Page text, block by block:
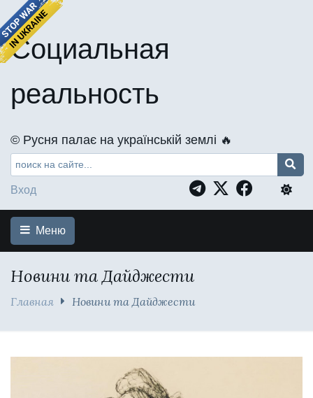
Социальная
реальность
©️ Русня палає на українській землі 🔥
Вход
Меню
Новини та Дайджести
Главная Новини та Дайджести